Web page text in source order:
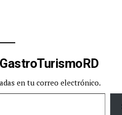
en tu correo electrónico.